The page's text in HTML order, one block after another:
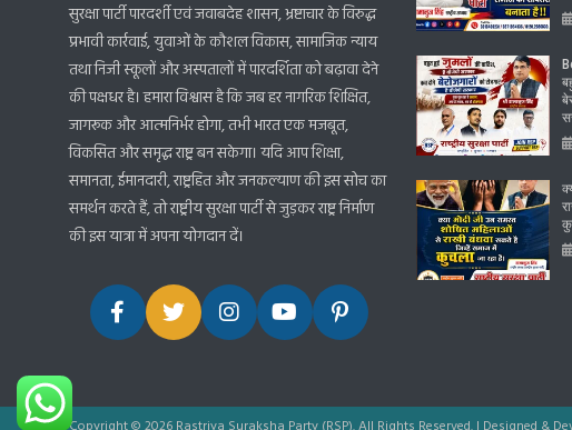
सुरक्षा पार्टी पारदर्शी एवं जवाबदेह शासन, भ्रष्टाचार के विरुद्ध
प्रभावी कार्रवाई, युवाओं के कौशल विकास, सामाजिक न्याय
तथा निजी स्कूलों और अस्पतालों में पारदर्शिता को बढ़ावा देने
की पक्षधर है। हमारा विश्वास है कि जब हर नागरिक शिक्षित,
जागरूक और आत्मनिर्भर होगा, तभी भारत एक मजबूत,
विकसित और समृद्ध राष्ट्र बन सकेगा। यदि आप शिक्षा,
समानता, ईमानदारी, राष्ट्रहित और जनकल्याण की इस सोच का
समर्थन करते हैं, तो राष्ट्रीय सुरक्षा पार्टी से जुड़कर राष्ट्र निर्माण
की इस यात्रा में अपना योगदान दें।